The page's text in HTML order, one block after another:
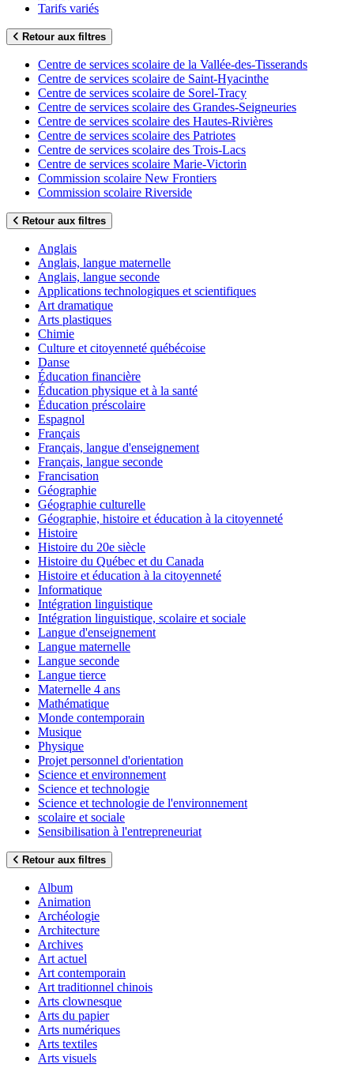
Tarifs variés
Retour aux filtres
Centre de services scolaire de la Vallée-des-Tisserands
Centre de services scolaire de Saint-Hyacinthe
Centre de services scolaire de Sorel-Tracy
Centre de services scolaire des Grandes-Seigneuries
Centre de services scolaire des Hautes-Rivières
Centre de services scolaire des Patriotes
Centre de services scolaire des Trois-Lacs
Centre de services scolaire Marie-Victorin
Commission scolaire New Frontiers
Commission scolaire Riverside
Retour aux filtres
Anglais
Anglais, langue maternelle
Anglais, langue seconde
Applications technologiques et scientifiques
Art dramatique
Arts plastiques
Chimie
Culture et citoyenneté québécoise
Danse
Éducation financière
Éducation physique et à la santé
Éducation préscolaire
Espagnol
Français
Français, langue d'enseignement
Français, langue seconde
Francisation
Géographie
Géographie culturelle
Géographie, histoire et éducation à la citoyenneté
Histoire
Histoire du 20e siècle
Histoire du Québec et du Canada
Histoire et éducation à la citoyenneté
Informatique
Intégration linguistique
Intégration linguistique, scolaire et sociale
Langue d'enseignement
Langue maternelle
Langue seconde
Langue tierce
Maternelle 4 ans
Mathématique
Monde contemporain
Musique
Physique
Projet personnel d'orientation
Science et environnement
Science et technologie
Science et technologie de l'environnement
scolaire et sociale
Sensibilisation à l'entrepreneuriat
Retour aux filtres
Album
Animation
Archéologie
Architecture
Archives
Art actuel
Art contemporain
Art traditionnel chinois
Arts clownesque
Arts du papier
Arts numériques
Arts textiles
Arts visuels